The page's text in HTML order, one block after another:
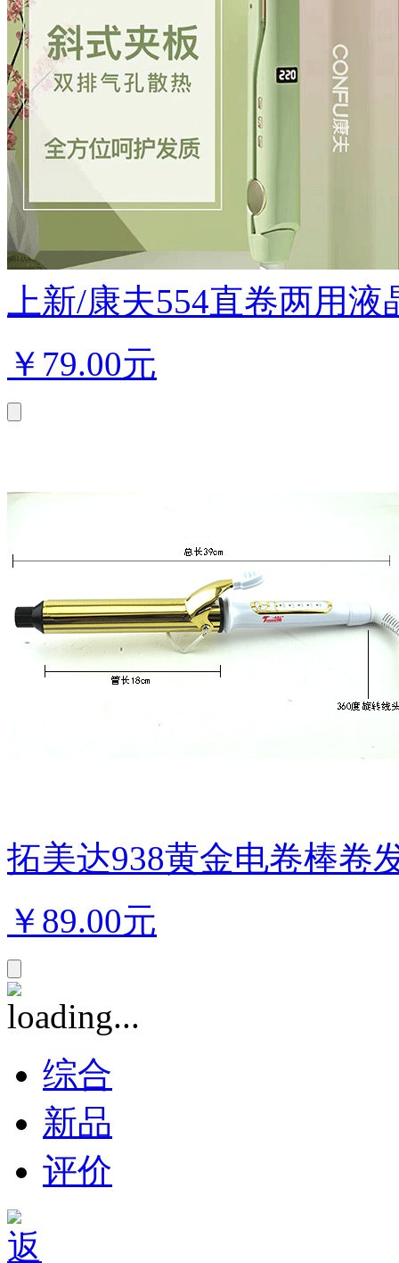
上新/康夫554直卷两用
￥ 79.00元
拓美达938黄金电卷棒卷
￥ 89.00元
综合
新品
评价